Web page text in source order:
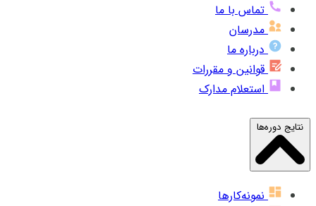
تماس با ما
مدرسان
درباره ما
قوانین و مقررات
استعلام مدارک
نتایج دوره‌ها
نمونه‌کارها